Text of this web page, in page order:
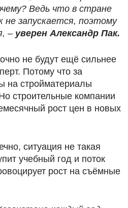
Ведь что в стране
не запускается, поэтому
­– уверен Александр Пак.
не будут ещё сильнее
Потому что за
на стройматериалы
строительные компании
рост цен в новых
ситуация не такая
учебный год и поток
рост на съёмные